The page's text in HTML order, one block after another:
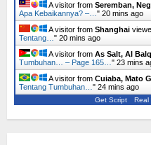
A visitor from Seremban,
Apa Kebaikannya? –… " 20 mins ago
A visitor from Shanghai
Tentang… " 20 mins ago
A visitor from As Salt, Al
Tumbuhan… – Page 165… " 23 mins
A visitor from Cuiaba, Mato
Tentang Tumbuhan… " 24 mins ago
Get Script Real